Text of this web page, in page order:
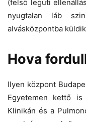
(felső légúti
nyugtalan láb
alvásközpontba
Hova
Ilyen központ
Egyetemen kettő
Klinikán és a